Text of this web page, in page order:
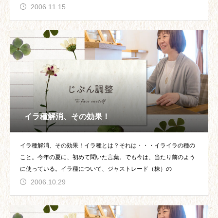
2006.11.15
イラ種解消、その効果！
イラ種解消、その効果！イラ種とは？それは・・・イライラの種の
こと。今年の夏に、初めて聞いた言葉。でも今は、当たり前のよう
に使っている。イラ種について、ジャストレード（株）の
2006.10.29